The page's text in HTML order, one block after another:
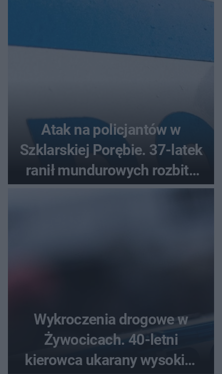
Atak na policjantów w
Szklarskiej Porębie. 37-latek
ranił mundurowych rozbitą
butelką
Wykroczenia drogowe w
Żywocicach. 40-letni
kierowca ukarany wysokim